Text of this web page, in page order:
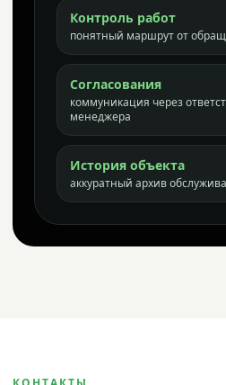
Контроль работ
понятный маршрут от
Согласования
коммуникация через
менеджера
История объекта
аккуратный архив